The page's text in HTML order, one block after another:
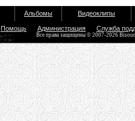
Альбомы Видеоклипы
Помощь Администрация Служба
Все права защищены © 2007-2026